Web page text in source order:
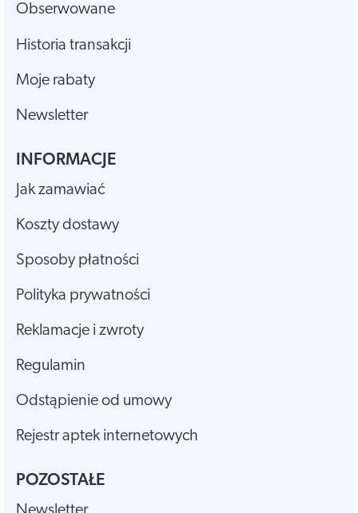
Obserwowane
Historia transakcji
Moje rabaty
Newsletter
INFORMACJE
Jak zamawiać
Koszty dostawy
Sposoby płatności
Polityka prywatności
Reklamacje i zwroty
Regulamin
Odstąpienie od umowy
Rejestr aptek internetowych
POZOSTAŁE